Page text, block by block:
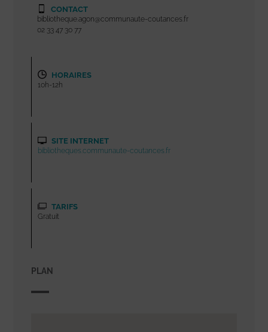
CONTACT
bibliotheque.agon@communaute-coutances.fr
02 33 47 30 77
HORAIRES
10h-12h
SITE INTERNET
bibliotheques.communaute-coutances.fr
TARIFS
Gratuit
PLAN